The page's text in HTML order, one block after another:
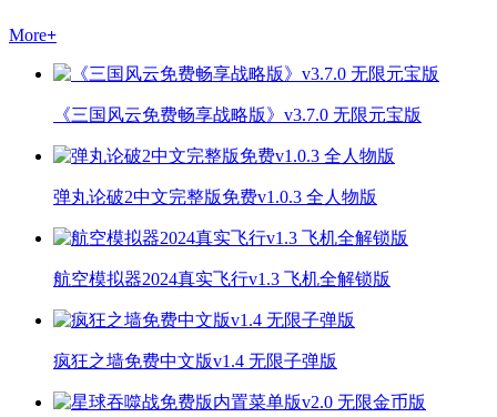
More+
《三国风云免费畅享战略版》v3.7.0 无限元宝版
弹丸论破2中文完整版免费v1.0.3 全人物版
航空模拟器2024真实飞行v1.3 飞机全解锁版
疯狂之墙免费中文版v1.4 无限子弹版